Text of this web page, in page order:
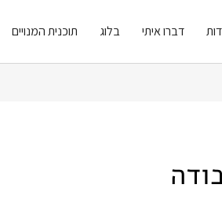
דברו איתי בלוג תוכנית המנויים